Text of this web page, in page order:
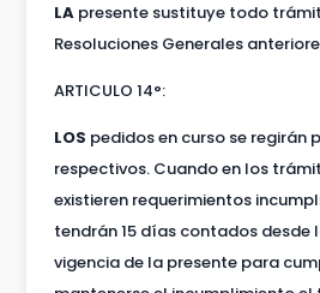
LApresente sustituye todo
Resoluciones Generales
ARTICULO 14°:
LOS pedidos en curso se regirán
respectivos. Cuando en los
existieren requerimientos
tendrán 15 días contados desde
vigencia de la presente para